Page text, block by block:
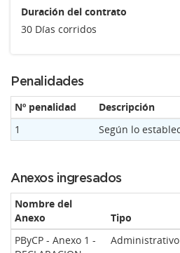
Duración del contrato
30 Días corridos
Penalidades
Nº penalidad
Descripción
1
Según lo
Anexos ingresados
Nombre del
Anexo
Tipo
PByCP - Anexo 1 -
Administrativo